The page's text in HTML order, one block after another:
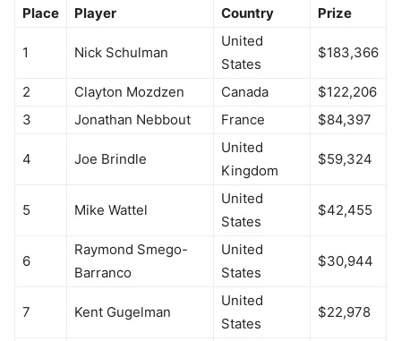
Place Player Country Prize
1 Nick Schulman
United
States
$183,366
2 Clayton Mozdzen Canada
$122,206
3
Jonathan Nebbout France $84,397
4 Joe Brindle
United
Kingdom
$59,324
5 Mike Wattel
United
States
$42,455
6
Raymond Smego-
Barranco
United
States
$30,944
7 Kent Gugelman
United
States
$22,978